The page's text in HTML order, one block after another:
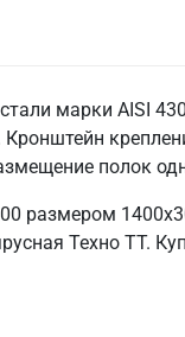
марки AISI
полок
размером
Техно ТТ.